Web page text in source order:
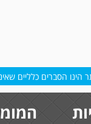
הינו הסברים כלליים